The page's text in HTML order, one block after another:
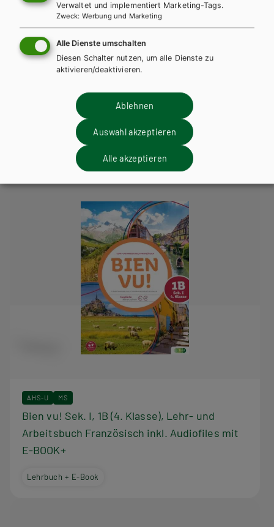
Bien vu! Sek. I, 1B (4. Klasse), Lehr- und
Arbeitsbuch Französisch inkl. Audiofiles E-
Lehrbuch + E-Book
Lehrbuch E-Book Solo
Lehrbuch mit E-BOOK+
Lehrbuch E-BOOK+ Solo
Lehrer/innenheft
AHS-U MS
Bien vu! Sek. I, 1B (4. Klasse), Lehr- und
Arbeitsbuch Französisch inkl. Audiofiles mit
E-BOOK+
Lehrbuch + E-Book
Verwaltet und implementiert Marketing-Tags.
Zweck: Werbung und Marketing
Alle Dienste umschalten
Diesen Schalter nutzen, um alle Dienste zu
aktivieren/deaktivieren.
Ablehnen
Auswahl akzeptieren
Alle akzeptieren